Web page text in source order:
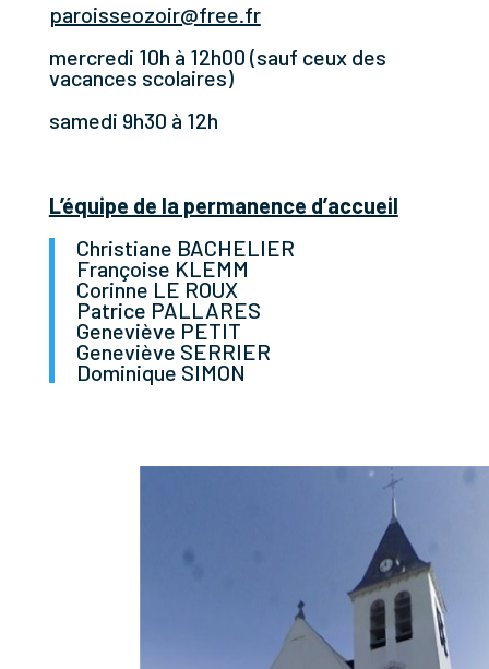
paroisseozoir@free.fr
mercredi 10h à 12h00 (sauf ceux des
vacances scolaires)
samedi 9h30 à 12h
L’équipe de la permanence d’accueil
Christiane BACHELIER
Françoise KLEMM
Corinne LE ROUX
Patrice PALLARES
Geneviève PETIT
Geneviève SERRIER
Dominique SIMON